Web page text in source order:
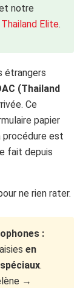
notre
Thailand Elite.
étrangers
(Thailand
Ce
papier
procédure est
fait depuis
ne rien rater.
:
en
.
→